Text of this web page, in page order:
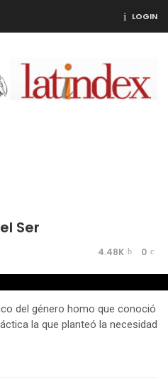
LOGIN
Ser
4.48K 0
del género homo que conoció
la que planteó la necesidad